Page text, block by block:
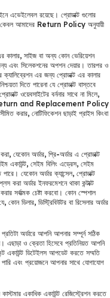
এভেইলেবল রয়েছে। প্রোডাক্ট গুলোর
কেবল আমাদের Return Policy অনুযায়ী
কালার, সাইজ বা অন্য কোন ভেরিয়েশন
এবং সিলেকশনের অপশন দেয়ার। তারপর ও
ক্যালিব্রেশন এর জন্য প্রোডাক্ট এর কালার
দিতে পারেনা যে প্রোডাক্ট বাস্তবে
ওয়েবসাইটের বর্ননার সাথে না মিলে,
Return and Replacement Policy
করার, নোটিফিকেশন ছাড়াই প্রাইস কিংবা
যেকোন অর্ডার, প্রি-অর্ডার এ প্রোডাক্ট
একাউন্ট, সেইম বিলিং এড্রেস, সেইম
যেকোন অর্ডার ক্যান্সেল, প্রোডাক্ট
করা অর্ডার ইনফরমেশনে থাকা কন্টাক্ট
সর্বাত্মক চেষ্টা করবো। কোন স্পেশাল
ডিলার, ডিস্ট্রিবিউটর বা রিসেলার অর্ডার
অর্ডারে আপনি আপনার সম্পূর্ন সঠিক
এছাড়া ও ক্রেতা হিসেবে প্রতিনিয়ত আপনি
একাউন্ট ডিটেইলস আপডেট করতে সম্মতি
এবং প্রয়োজনে আপনার সাথে যোগাযোগ
একাধিক একাউন্ট রেজিস্ট্রেশন করতে